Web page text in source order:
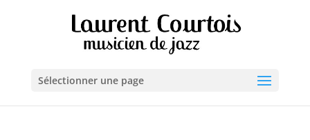
Sélectionner une page